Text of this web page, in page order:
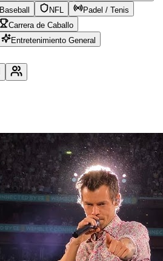
Baseball NFL
Padel / Tenis
Carrera de Caballo
Entretenimiento General